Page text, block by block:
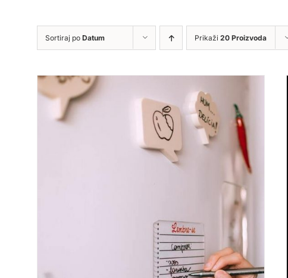
Sortiraj po Datum Prikaži 20 Proizvoda